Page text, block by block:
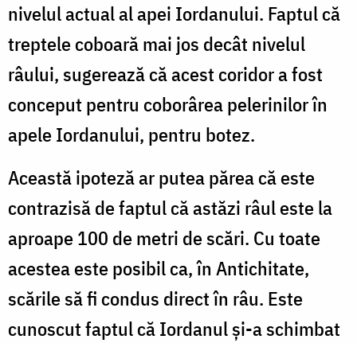
nivelul actual al apei Iordanului. Faptul că
treptele coboară mai jos decât nivelul
râului, sugerează că acest coridor a fost
conceput pentru coborârea pelerinilor în
apele Iordanului, pentru botez.
Această ipoteză ar putea părea că este
contrazisă de faptul că astăzi râul este la
aproape 100 de metri de scări. Cu toate
acestea este posibil ca, în Antichitate,
scările să fi condus direct în râu. Este
cunoscut faptul că Iordanul și-a schimbat